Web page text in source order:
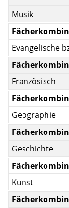
Musik
Evangelische
Französisch
Geographie
Geschichte
Kunst